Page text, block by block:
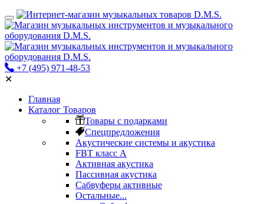
+7 (495) 971-48-53
✕
Главная
Каталог Товаров
Товары с подарками
Спецпредложения
Акустические системы и акустика
FBT класс А
Активная акустика
Пассивная акустика
Сабвуферы активные
Остальные...